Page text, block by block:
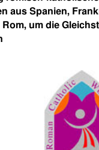
aus Spanien,
um die